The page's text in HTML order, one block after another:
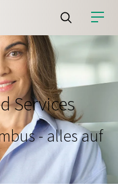
Services
- alles auf